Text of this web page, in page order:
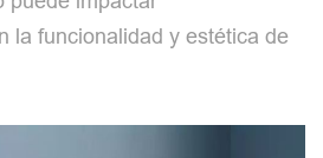
la funcionalidad y estética de